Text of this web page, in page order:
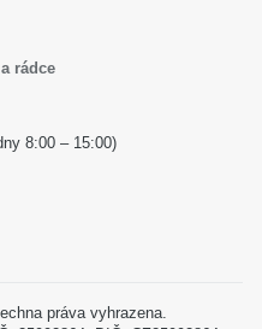
trend
smlouvy
rádce
8:00 – 15:00)
práva vyhrazena.